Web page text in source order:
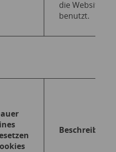
die Website
benutzt.
Beschreibung